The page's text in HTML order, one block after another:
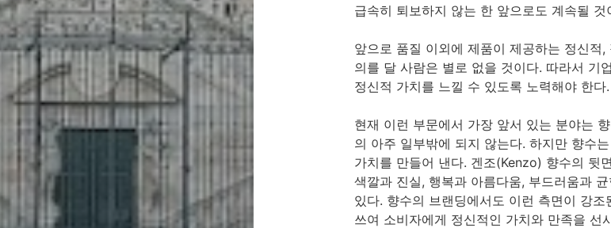
급속히 퇴보하지 않는 한 앞으로도 계속될 것
앞으로 품질 이외에 제품이 제공하는 정신
의를 달 사람은 별로 없을 것이다. 따라서 기
정신적 가치를 느낄 수 있도록 노력해야 한다.
현재 이런 부문에서 가장 앞서 있는 분야는
의 아주 일부밖에 되지 않는다. 하지만 향수
가치를 만들어 낸다. 겐조(Kenzo) 향수의 뒷
색깔과 진실, 행복과 아름다움, 부드러움과
있다. 향수의 브랜딩에서도 이런 측면이 강
쓰여 소비자에게 정신적인 가치와 만족을 선